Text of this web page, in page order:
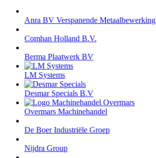
Anra BV Verspanende Metaalbewerking
Comhan Holland B.V.
Berma Plaatwerk BV
LM Systems
Desmar Specials B.V
Overmars Machinehandel
De Boer Industriële Groep
Nijdra Group